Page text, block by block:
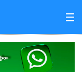
III